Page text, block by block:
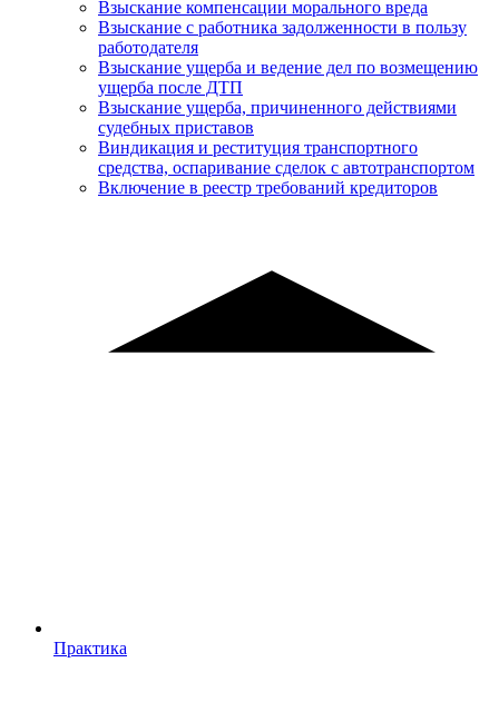
Взыскание компенсации морального вреда
Взыскание с работника задолженности в пользу
работодателя
Взыскание ущерба и ведение дел по возмещению
ущерба после ДТП
Взыскание ущерба, причиненного действиями
судебных приставов
Виндикация и реституция транспортного
средства, оспаривание сделок с автотранспортом
Включение в реестр требований кредиторов
Практика
Практика